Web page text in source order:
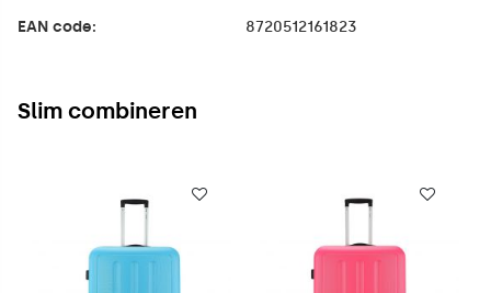
EAN code: 8720512161823
Slim combineren